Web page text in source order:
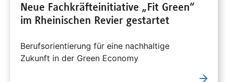
Neue Fachkräfteinitiative „Fit Green“
im Rheinischen Revier gestartet
Berufsorientierung für eine nachhaltige
Zukunft in der Green Economy